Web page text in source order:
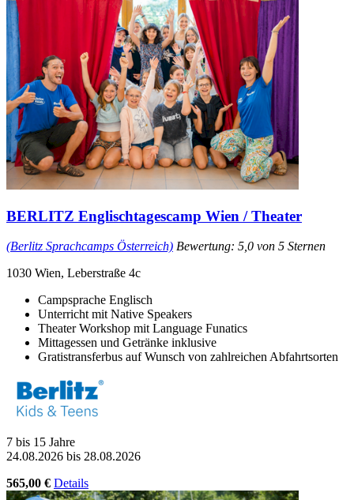
BERLITZ Englischtagescamp Wien / Theater
(Berlitz Sprachcamps Österreich) Bewertung: 5,0 von 5 Sternen
1030 Wien, Leberstraße 4c
Campsprache Englisch
Unterricht mit Native Speakers
Theater Workshop mit Language Funatics
Mittagessen und Getränke inklusive
Gratistransferbus auf Wunsch von zahlreichen Abfahrtsorten
7 bis 15 Jahre
24.08.2026 bis 28.08.2026
565,00 € Details